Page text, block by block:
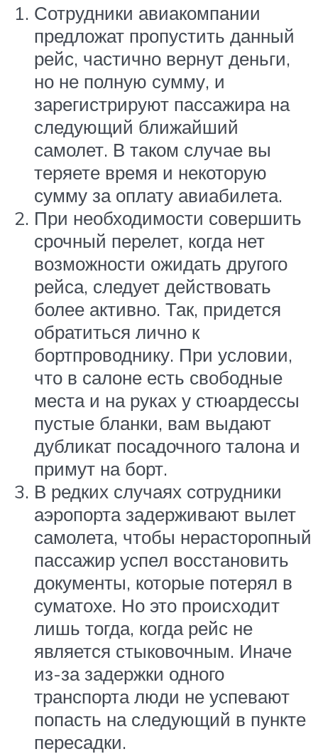
Сотрудники авиакомпании
предложат пропустить данный
рейс, частично вернут деньги,
но не полную сумму, и
зарегистрируют пассажира на
следующий ближайший
самолет. В таком случае вы
теряете время и некоторую
сумму за оплату авиабилета.
При необходимости совершить
срочный перелет, когда нет
возможности ожидать другого
рейса, следует действовать
более активно. Так, придется
обратиться лично к
бортпроводнику. При условии,
что в салоне есть свободные
места и на руках у стюардессы
пустые бланки, вам выдают
дубликат посадочного талона и
примут на борт.
В редких случаях сотрудники
аэропорта задерживают вылет
самолета, чтобы нерасторопный
пассажир успел восстановить
документы, которые потерял в
суматохе. Но это происходит
лишь тогда, когда рейс не
является стыковочным. Иначе
из-за задержки одного
транспорта люди не успевают
попасть на следующий в пункте
пересадки.